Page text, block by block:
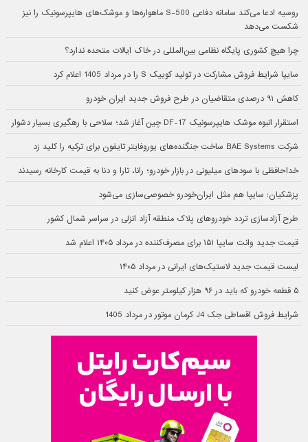
روسیه ادعا می‌کند سامانه دفاعی S-500 ماهواره‌ها و موشک‌های هایپرسونیک را نیز
شکست می‌دهد
چرا هیچ کشوری پایگاه نظامی بین‌المللی در خاک ایالات متحده ندارد؟
سایپا شرایط فروش مشارکت در تولید کوییک S را در مرداد 1405 اعلام کرد
کاهش ۹۱ درصدی متقاضیان در طرح فروش جدید ایران خودرو
استقرار انبوه موشک هایپرسونیک DF-17 چین آغاز شد؛ سلاحی با رهگیری بسیار دشوار
شرکت BAE Systems ساخت جنگنده‌های یوروفایتر تایفون برای ترکیه را کلید زد
خداحافظی با سودهای میلیونی در بازار خودرو؛ رانا، تارا و دنا به قیمت کارخانه رسیدند
پزشکیان: سایپا هم مثل ایران‌خودرو خصوصی‌سازی می‌شود
طرح آزادسازی تردد خودروهای پلاک منطقه آزاد انزلی در سراسر شمال کشور
قیمت جدید وانت سایپا ۱۵۱ برای مصرف‌کننده در مرداد ۱۴۰۵ اعلام شد
لیست قیمت جدید لاستیک‌های ایرانی در مرداد ۱۴۰۵
۵ قطعه خودرو که باید در ۹۶ هزار کیلومتر عوض کنید
شرایط فروش اقساطی جک J4 کرمان موتور در مرداد 1405